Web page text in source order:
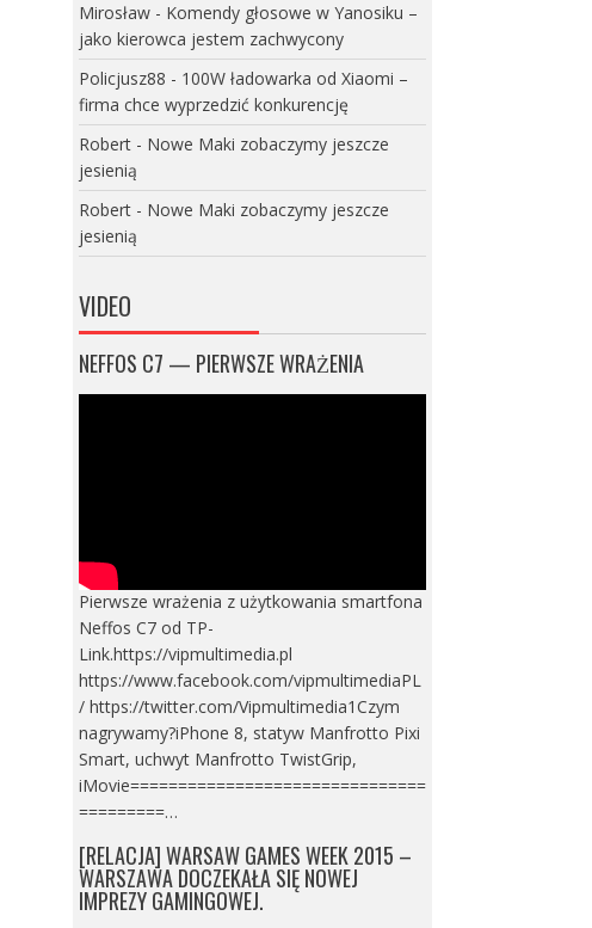
Mirosław- Komendy głosowe w Yanosiku –
jako kierowca jestem zachwycony
Policjusz88 - 100W ładowarka od Xiaomi –
firma chce wyprzedzić konkurencję
Robert- Nowe Maki zobaczymy jeszcze
jesienią
Robert- Nowe Maki zobaczymy jeszcze
jesienią
VIDEO
NEFFOS C7 — PIERWSZE WRAŻENIA
Pierwsze wrażenia z użytkowania smartfona
Neffos C7 od TP-
Link.https://vipmultimedia.pl
https://www.facebook.com/vipmultimediaPL
/ https://twitter.com/Vipmultimedia1Czym
nagrywamy?iPhone 8, statyw Manfrotto Pixi
Smart, uchwyt Manfrotto TwistGrip,
iMovie===============================
=========…
[RELACJA] WARSAW GAMES WEEK 2015 –
WARSZAWA DOCZEKAŁA SIĘ NOWEJ
IMPREZY GAMINGOWEJ.